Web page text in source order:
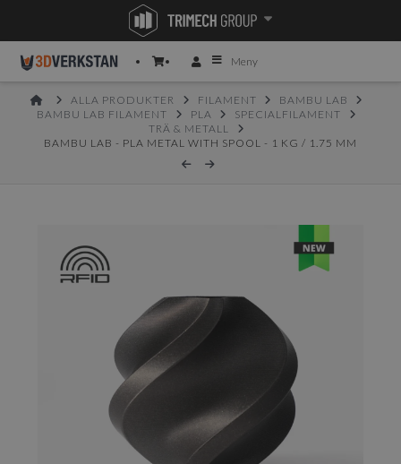
Meny
HOMEALLA PRODUKTER FILAMENT
BAMBU LAB
BAMBU LAB FILAMENT
PLA
SPECIALFILAMENT
TRÄ & METALL
BAMBU LAB - PLA METAL WITH SPOOL - 1 KG / 1.75 MM